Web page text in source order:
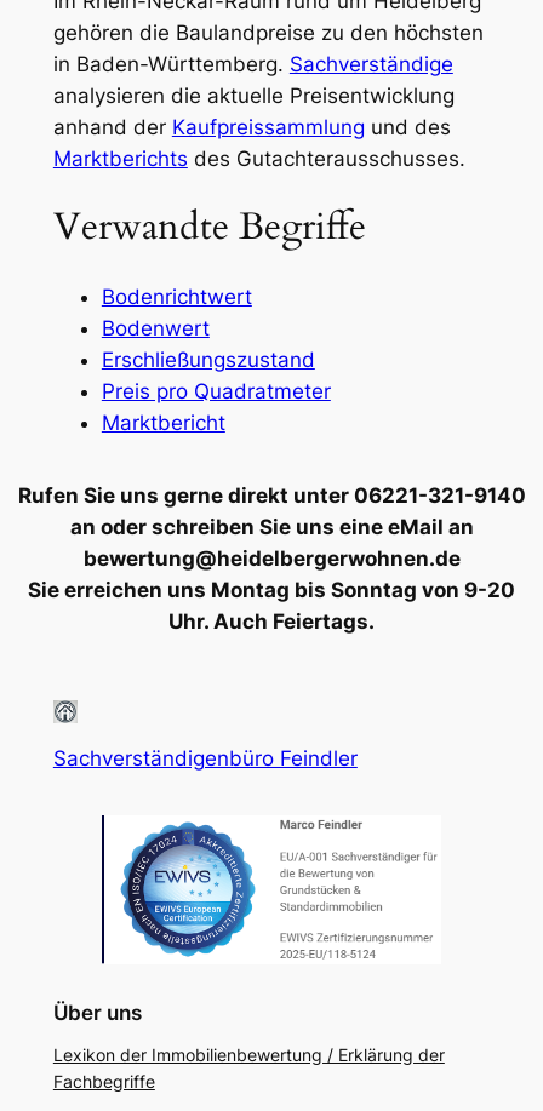
gehören die Baulandpreise zu den höchsten
in Baden-Württemberg. Sachverständige
analysieren die aktuelle Preisentwicklung
anhand der Kaufpreissammlung und des
Marktberichts des Gutachterausschusses.
Verwandte Begriffe
Bodenrichtwert
Bodenwert
Erschließungszustand
Preis pro Quadratmeter
Marktbericht
Rufen Sie uns gerne direkt unter 06221-321-9140
an oder schreiben Sie uns eine eMail an
bewertung@heidelbergerwohnen.de
Sie erreichen uns Montag bis Sonntag von 9-20
Uhr. Auch Feiertags.
Sachverständigenbüro Feindler
Über uns
Lexikon der Immobilienbewertung / Erklärung der
Fachbegriffe